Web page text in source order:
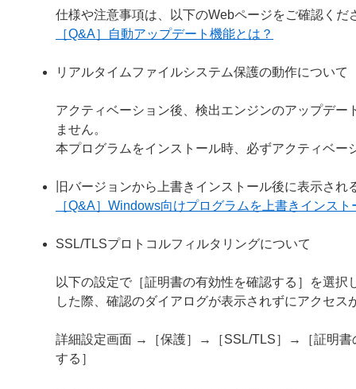
仕様や注意事項は、以下のWebページをご確認くだ
［Q&A］自動アップデート機能とは？
リアルタイムファイルシステム保護の動作について
アクティベーション後、検出エンジンのアップデ
ません。
本プログラムをインストール時、必ずアクティベ
旧バージョンから上書きインストール後に表示され
［Q&A］Windows向けプログラムを上書きインス
SSL/TLSプロトコルフィルタリングについて
以下の設定で［証明書の有効性を確認する］を選
した際、確認のダイアログが表示されずにアクセス
詳細設定画面 →［保護］→［SSL/TLS］→［証明書
する］